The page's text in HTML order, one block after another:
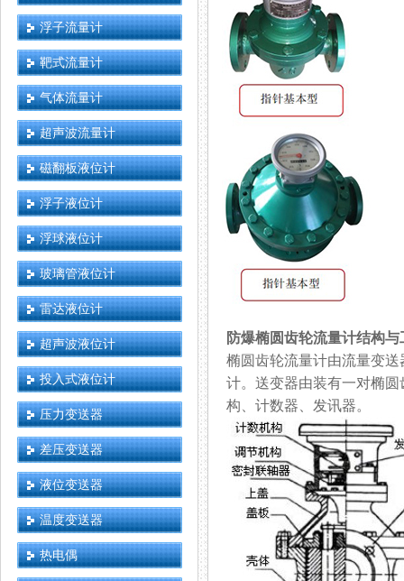
浮子流量计
靶式流量计
气体流量计
超声波流量计
磁翻板液位计
浮子液位计
浮球液位计
玻璃管液位计
雷达液位计
超声波液位计
投入式液位计
压力变送器
差压变送器
液位变送器
温度变送器
热电偶
防爆椭圆齿轮流量计结构与
椭圆齿轮流量计由流量变送器
计。送变器由装有一对椭
构、计数器、发讯器。